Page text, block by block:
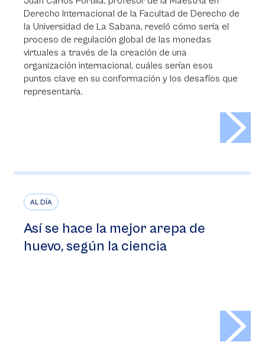
Derecho Internacional de la Facultad de Derecho de
la Universidad de La Sabana, reveló cómo sería el
proceso de regulación global de las monedas
virtuales a través de la creación de una
organización internacional, cuáles serían esos
puntos clave en su conformación y los desafíos que
representaría.
AL DÍA
Así se hace la mejor arepa de
huevo, según la ciencia